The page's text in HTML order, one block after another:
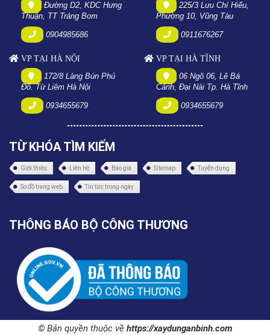
Đường D2, KDC Hưng
Thuận, TT Trảng Bom
0904985686
225/3 Lưu Chí Hiếu,
Phường 10, Vũng Tàu
0911676267
VP TẠI HÀ NỘI
172/8 Làng Bún Phú
Đô. Từ Liêm Hà Nội
0934655679
VP TẠI HÀ TĨNH
06 Ngõ 06, Lê Bá
Cảnh, Đại Nài Tp. Hà Tĩnh
0934655679
TỪ KHÓA TÌM KIẾM
Giới thiệu Liên hệ Báo giá Sitemap Tuyển dụng
Sơ đồ trang web Tin tức trong ngày
THÔNG BÁO BỘ CÔNG THƯƠNG
© Bản quyền thuộc về https://xaydunganbinh.com